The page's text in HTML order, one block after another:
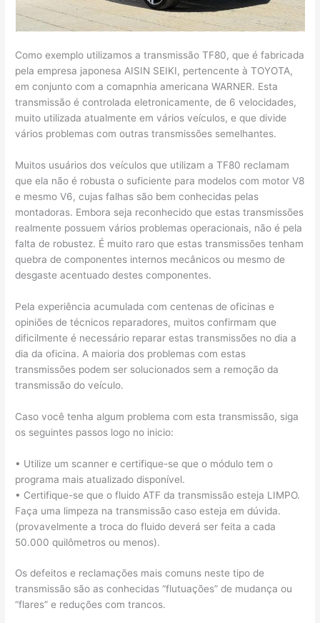
Como exemplo utilizamos a transmissão TF80, que é fabricada
pela empresa japonesa AISIN SEIKI, pertencente à TOYOTA,
em conjunto com a comapnhia americana WARNER. Esta
transmissão é controlada eletronicamente, de 6 velocidades,
muito utilizada atualmente em vários veículos, e que divide
vários problemas com outras transmissões semelhantes.
Muitos usuários dos veículos que utilizam a TF80 reclamam
que ela não é robusta o suficiente para modelos com motor V8
e mesmo V6, cujas falhas são bem conhecidas pelas
montadoras. Embora seja reconhecido que estas transmissões
realmente possuem vários problemas operacionais, não é pela
falta de robustez. É muito raro que estas transmissões tenham
quebra de componentes internos mecânicos ou mesmo de
desgaste acentuado destes componentes.
Pela experiência acumulada com centenas de oficinas e
opiniões de técnicos reparadores, muitos confirmam que
dificilmente é necessário reparar estas transmissões no dia a
dia da oficina. A maioria dos problemas com estas
transmissões podem ser solucionados sem a remoção da
transmissão do veículo.
Caso você tenha algum problema com esta transmissão, siga
os seguintes passos logo no inicio:
• Utilize um scanner e certifique-se que o módulo tem o
programa mais atualizado disponível.
• Certifique-se que o fluido ATF da transmissão esteja LIMPO.
Faça uma limpeza na transmissão caso esteja em dúvida.
(provavelmente a troca do fluido deverá ser feita a cada
50.000 quilômetros ou menos).
Os defeitos e reclamações mais comuns neste tipo de
transmissão são as conhecidas “flutuações” de mudança ou
“flares” e reduções com trancos.